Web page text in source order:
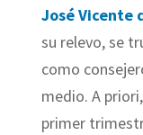
José Vicente
su relevo, se
como
medio. A
primer